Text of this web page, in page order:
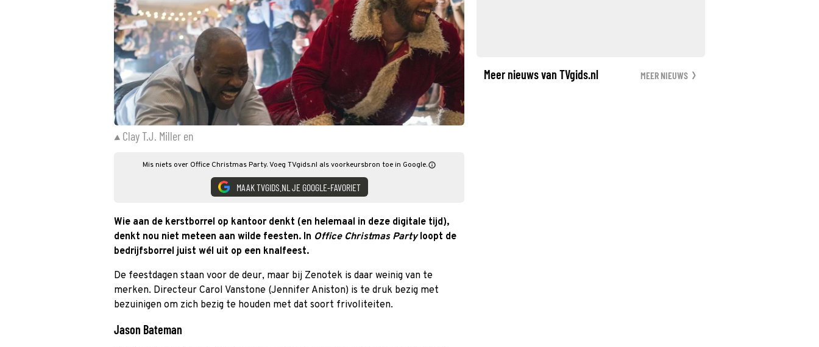
Clay T.J. Miller en
Mis niets over Office Christmas Party. Voeg TVgids.nl als voorkeursbron toe in Google.
MAAK TVGIDS.NL JE GOOGLE-FAVORIET
Wie aan de kerstborrel op kantoor denkt (en helemaal in deze digitale tijd),
denkt nou niet meteen aan wilde feesten. In Office Christmas Partyloopt de
bedrijfsborrel juist wél uit op een knalfeest.
De feestdagen staan voor de deur, maar bij Zenotek is daar weinig van te
merken. Directeur Carol Vanstone (Jennifer Aniston) is te druk bezig met
bezuinigen om zich bezig te houden met dat soort frivoliteiten.
Jason Bateman
Meer nieuws van TVgids.nl MEER NIEUWS